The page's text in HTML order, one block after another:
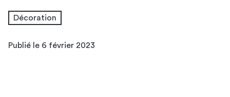
Décoration
Publié le 6 février 2023